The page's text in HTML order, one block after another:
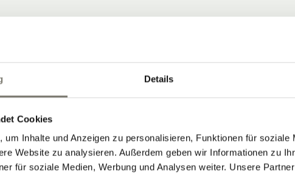
Details
Cookies
um Inhalte und Anzeigen zu personalisieren, Funktionen für soziale
Website zu analysieren. Außerdem geben wir Informationen zu
für soziale Medien, Werbung und Analysen weiter. Unsere
& TERROIR IN SÜDTIROL
Fuß des Mendelgebirges
Porphyr, Struktur
& Ausrichtungen: von 380 bis 520 Meter